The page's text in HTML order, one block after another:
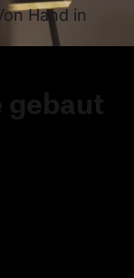
Hand in
gebaut